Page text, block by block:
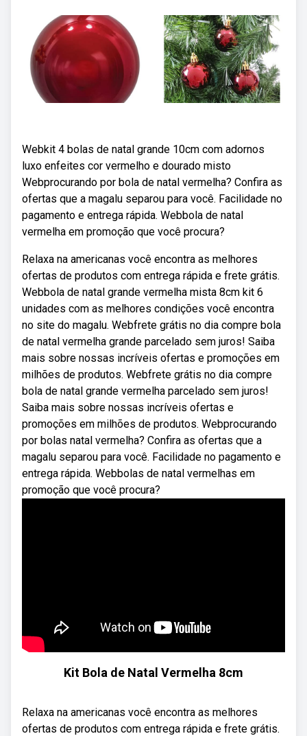
Webkit 4 bolas de natal grande 10cm com adornos
luxo enfeites cor vermelho e dourado misto
Webprocurando por bola de natal vermelha? Confira as
ofertas que a magalu separou para você. Facilidade no
pagamento e entrega rápida. Webbola de natal
vermelha em promoção que você procura?
Relaxa na americanas você encontra as melhores
ofertas de produtos com entrega rápida e frete grátis.
Webbola de natal grande vermelha mista 8cm kit 6
unidades com as melhores condições você encontra
no site do magalu. Webfrete grátis no dia compre bola
de natal vermelha grande parcelado sem juros! Saiba
mais sobre nossas incríveis ofertas e promoções em
milhões de produtos. Webfrete grátis no dia compre
bola de natal grande vermelha parcelado sem juros!
Saiba mais sobre nossas incríveis ofertas e
promoções em milhões de produtos. Webprocurando
por bolas natal vermelha? Confira as ofertas que a
magalu separou para você. Facilidade no pagamento e
entrega rápida. Webbolas de natal vermelhas em
promoção que você procura?
Kit Bola de Natal Vermelha 8cm
Relaxa na americanas você encontra as melhores
ofertas de produtos com entrega rápida e frete grátis.